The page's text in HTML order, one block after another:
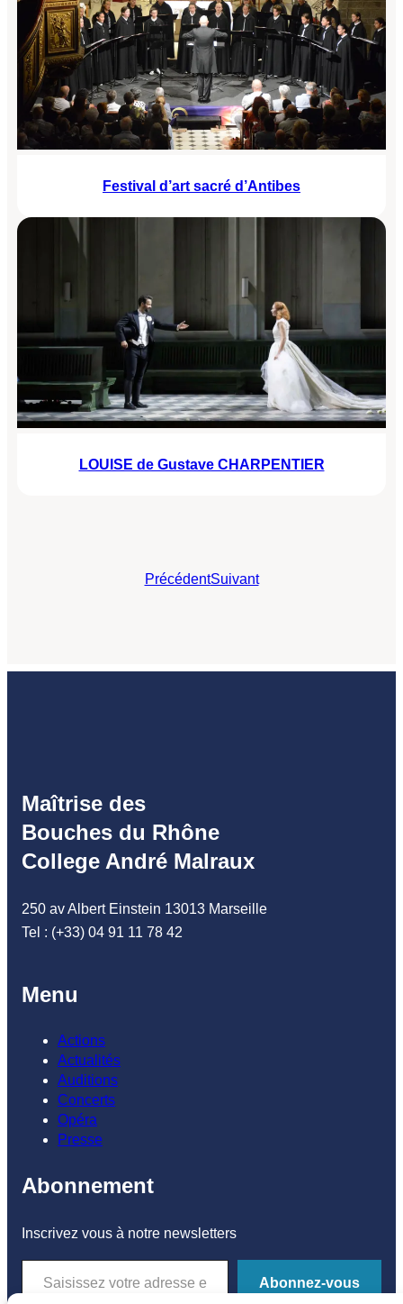
Festival d’art sacré d’Antibes
LOUISE de Gustave CHARPENTIER
PrécédentSuivant
Maîtrise des
Bouches du Rhône
College André Malraux
250 av Albert Einstein 13013 Marseille
Tel : (+33) 04 91 11 78 42
Menu
Actions
Actualités
Auditions
Concerts
Opéra
Presse
Abonnement
Inscrivez vous à notre newsletters
Saisissez votre adresse e-mail…
Abonnez-vous